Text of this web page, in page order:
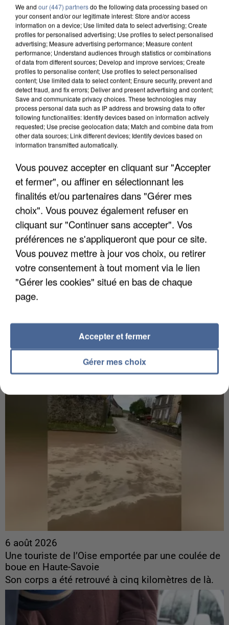
7 août 2026
Un second cadre de la DZ Mafia interpellé en
Algérie
Un cofondateur du réseau avait été interpellé
quelques jours plus tôt.
6 août 2026
Sollicité, Sébastien Lecornu annonce un "travail
commun" avec les partis à la rentrée.
6 août 2026
Une touriste de l’Oise emportée par une coulée de
boue en Haute-Savoie
Son corps a été retrouvé à cinq kilomètres de là.
We and our (447) partnersdo the following data processing based on
your consent and/or our legitimate interest: Store and/or access
information on a device; Use limited data to select advertising; Create
profiles for personalised advertising; Use profiles to select personalised
advertising; Measure advertising performance; Measure content
performance; Understand audiences through statistics or combinations
of data from different sources; Develop and improve services; Create
profiles to personalise content; Use profiles to select personalised
content; Use limited data to select content; Ensure security, prevent and
detect fraud, and fix errors; Deliver and present advertising and content;
Save and communicate privacy choices. These technologies may
process personal data such as IP address and browsing data to offer
following functionalities: Identify devices based on information actively
requested; Use precise geolocation data; Match and combine data from
other data sources; Link different devices; Identify devices based on
information transmitted automatically.
Vous pouvez accepter en cliquant sur "Accepter
et fermer", ou affiner en sélectionnant les
finalités et/ou partenaires dans "Gérer mes
choix". Vous pouvez également refuser en
cliquant sur "Continuer sans accepter". Vos
préférences ne s'appliqueront que pour ce site.
Vous pouvez mettre à jour vos choix, ou retirer
votre consentement à tout moment via le lien
"Gérer les cookies" situé en bas de chaque
page.
Gérer mes choix
Accepter et fermer